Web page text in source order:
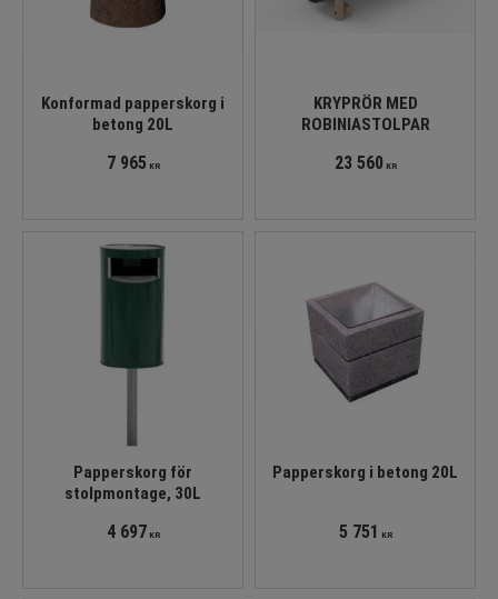
Konformad papperskorg i
betong 20L
7 965 KR
KRYPRÖR MED
ROBINIASTOLPAR
23 560KR
Papperskorg för
stolpmontage, 30L
4 697 KR
Papperskorg i betong 20L
5 751 KR